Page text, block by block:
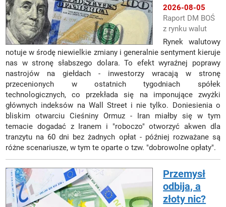
2026-08-05
Raport DM BOŚ
z rynku walut
Rynek walutowy
notuje w środę niewielkie zmiany i generalnie sentyment kieruje
nas w stronę słabszego dolara. To efekt wyraźnej poprawy
nastrojów na giełdach - inwestorzy wracają w stronę
przecenionych w ostatnich tygodniach spółek
technologicznych, co przekłada się na imponujące zwyżki
głównych indeksów na Wall Street i nie tylko. Doniesienia o
bliskim otwarciu Cieśniny Ormuz - Iran miałby się w tym
temacie dogadać z Iranem i "roboczo" otworzyć akwen dla
tranzytu na 60 dni bez żadnych opłat - później rozważane są
różne scenariusze, w tym te oparte o tzw. "dobrowolne opłaty".
Przemysł
odbija, a
złoty nic?